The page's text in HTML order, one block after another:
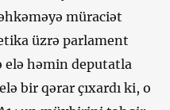
müraciət
üzrə parlament
elə həmin deputatla
bir qərar çıxardı ki, o